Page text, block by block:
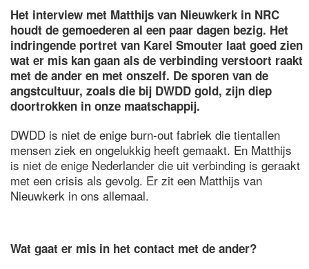
Het interview met Matthijs van Nieuwkerk in NRC
houdt de gemoederen al een paar dagen bezig. Het
indringende portret van Karel Smouter laat goed zien
wat er mis kan gaan als de verbinding verstoort raakt
met de ander en met onszelf. De sporen van de
angstcultuur, zoals die bij DWDD gold, zijn diep
doortrokken in onze maatschappij.
DWDD is niet de enige burn-out fabriek die tientallen
mensen ziek en ongelukkig heeft gemaakt. En Matthijs
is niet de enige Nederlander die uit verbinding is geraakt
met een crisis als gevolg. Er zit een Matthijs van
Nieuwkerk in ons allemaal.
Wat gaat er mis in het contact met de ander?